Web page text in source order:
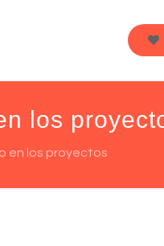
los
en los proyectos